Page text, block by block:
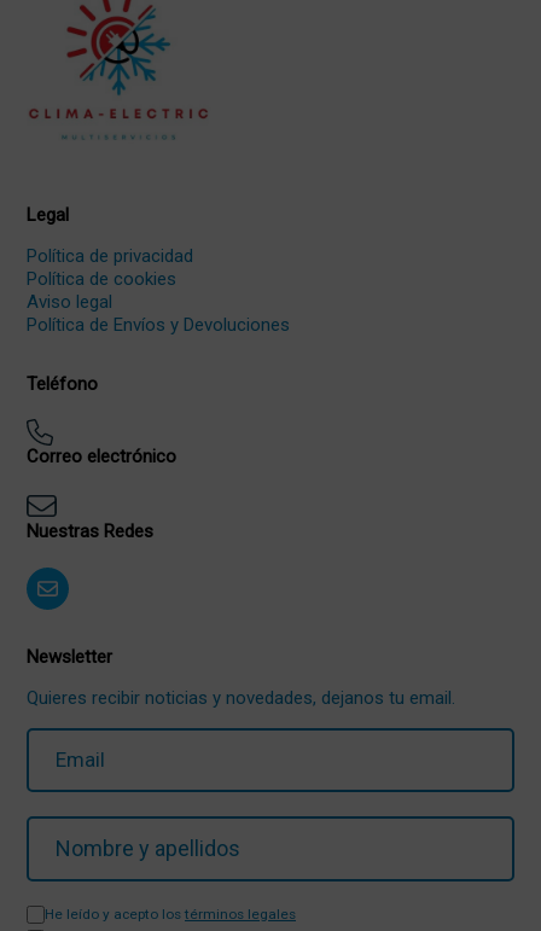
Legal
Política de privacidad
Política de cookies
Aviso legal
Política de Envíos y Devoluciones
Teléfono
Correo electrónico
Nuestras Redes
Newsletter
Quieres recibir noticias y novedades, dejanos tu email.
He leído y acepto los términos legales